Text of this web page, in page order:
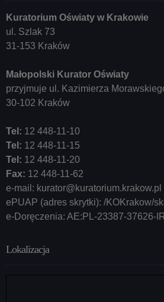
Kuratorium Oświaty w Krakowie
ul. Szlak 73
31-153 Kraków
Małopolski Kurator Oświaty
przyjmuje ul. Kazimierza
30-102 Kraków
Tel: 12 448-11-10
Tel: 12 448-11-15
Tel: 12 448-11-20
Fax: 12 448-11-62
e-mail: kurator@kuratorium.krakow.pl
ePUAP (adres skrytki): /KOKrakow/
e-Doręczenia: AE:PL-23387-37626-
Lokalizacja